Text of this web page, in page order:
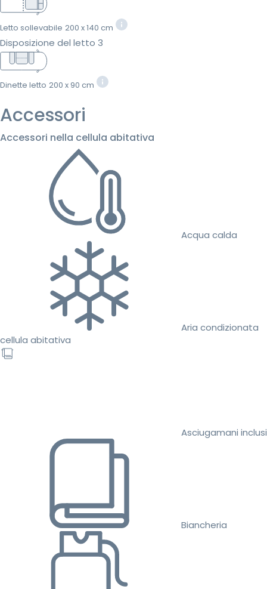
Letto sollevabile 200 x 140 cm
Disposizione del letto 3
Dinette letto 200 x 90 cm
Accessori
Accessori nella cellula abitativa
Acqua calda
Aria condizionata
cellula abitativa
Asciugamani inclusi
Biancheria